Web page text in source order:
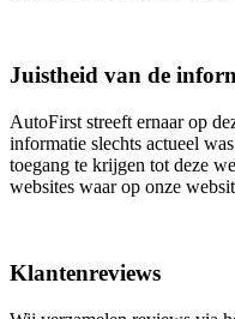
Juistheid van de
AutoFirst streeft ernaar op
informatie slechts actueel
toegang te krijgen tot deze
websites waar op onze
Klantenreviews